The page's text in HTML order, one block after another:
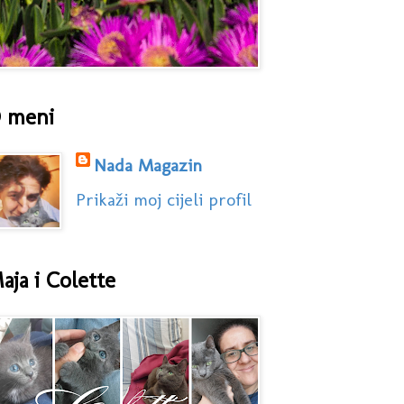
meni
Nada Magazin
Prikaži moj cijeli profil
i Colette